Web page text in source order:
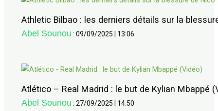
Athletic Bilbao : les derniers détails sur la
Abel Sounou :09/09/2025 13:06
Atlético – Real Madrid : le but de Kylian Mbappé
Abel Sounou :27/09/2025 14:50